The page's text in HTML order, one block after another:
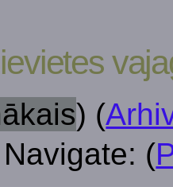
) (
Navigate: (